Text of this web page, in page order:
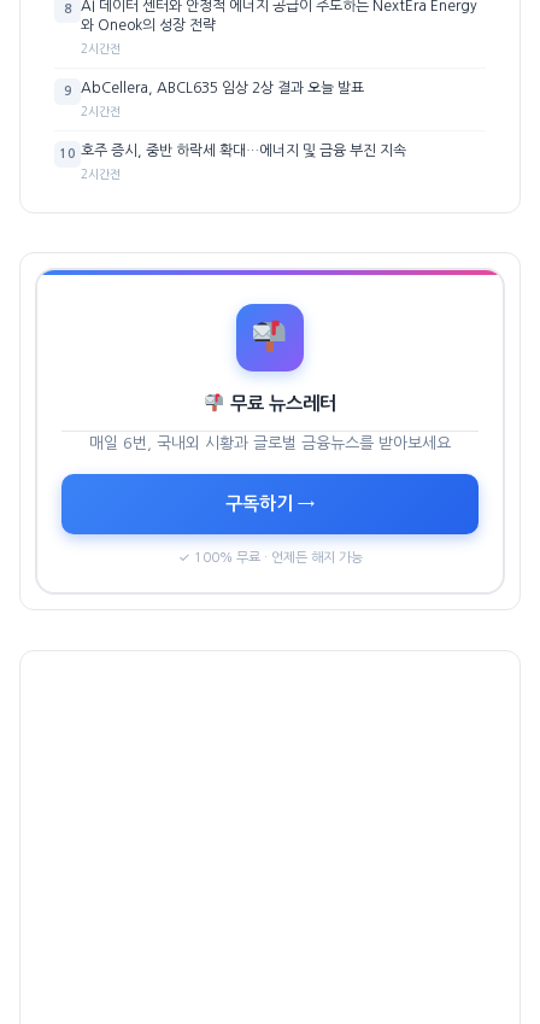
8
AI 데이터 센터와 안정적 에너지 공급이 주도하는 NextEra Energy
와 Oneok의 성장 전략
2시간전
9 AbCellera, ABCL635 임상 2상 결과 오늘 발표
2시간전
10 호주 증시, 중반 하락세 확대…에너지 및 금융 부진 지속
2시간전
무료 뉴스레터
매일 6번, 국내외 시황과 글로벌 금융뉴스를 받아보세요
구독하기 →
✓ 100% 무료 · 언제든 해지 가능